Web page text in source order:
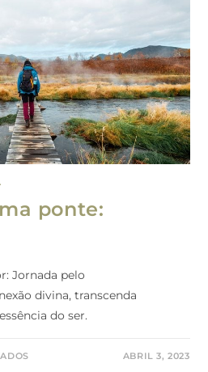
ponte:
Jornada pelo
divina, transcenda
do ser.
ABRIL 3, 2023